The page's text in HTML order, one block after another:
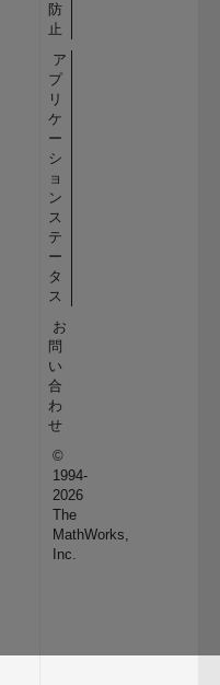
防
止
ア
プ
リ
ケ
ー
シ
ョ
ン
ス
テ
ー
タ
ス
お
問
い
合
わ
せ
©
1994-
2026
The
MathWorks,
Inc.